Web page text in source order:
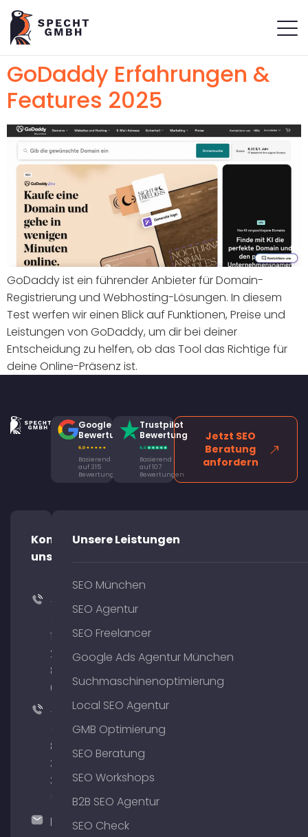
GoDaddy Erfahrungen &
Features 2025
GoDaddy ist ein führender Anbieter für Domain-
Registrierung und Webhosting-Lösungen. In diesem
Test werfen wir einen Blick auf Funktionen, Preise und
Leistungen von GoDaddy, um dir bei deiner
Entscheidung zu helfen, ob das Tool das Richtige für
deine Online-Präsenz ist.
Google
Bewertung
Basierend
auf 315
Bewertungen
Trustpilot
Bewertung
Basierend
auf 107
Bewertungen
Jetzt SEO
Beratung
anfordern
Kontaktiere
uns!
+49
176
204
801
64
+49
89
380
375
hallo@timospecht.de
Unsere Leistungen
SEO München
SEO Agentur
SEO Freelancer
Google Ads Agentur München
Suchmaschinenoptimierung
Local SEO Agentur
GMB Optimierung
SEO Beratung
SEO Workshops
B2B SEO Agentur
SEO Check